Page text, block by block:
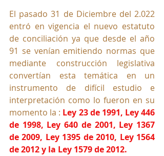
El pasado 31 de Diciembre del 2.022
entró en vigencia el nuevo estatuto
de conciliación ya que desde el año
91 se venían emitiendo normas que
mediante construcción legislativa
convertían esta temática en un
instrumento de difícil estudio e
interpretación como lo fueron en su
momento la : Ley 23 de 1991, Ley 446
de 1998, Ley 640 de 2001, Ley 1367
de 2009, Ley 1395 de 2010, Ley 1564
de 2012 y la Ley 1579 de 2012.